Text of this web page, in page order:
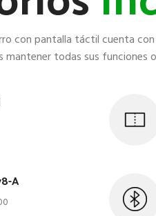
con pantalla táctil cuenta
mantener todas sus funciones
A